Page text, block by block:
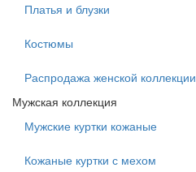
Платья и блузки
Костюмы
Распродажа женской коллекции
Мужская коллекция
Мужские куртки кожаные
Кожаные куртки с мехом